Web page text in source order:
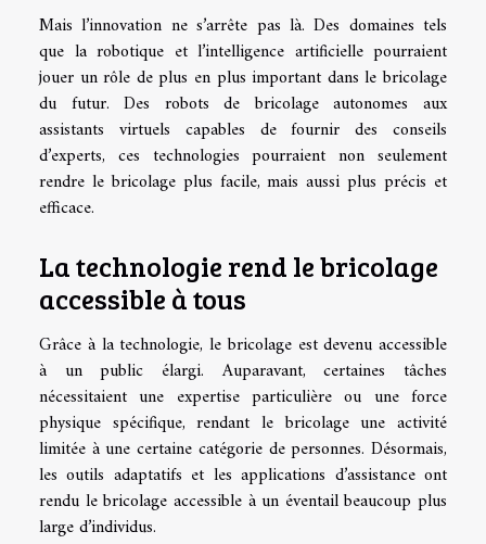
Mais l’innovation ne s’arrête pas là. Des domaines tels
que la robotique et l’intelligence artificielle pourraient
jouer un rôle de plus en plus important dans le bricolage
du futur. Des robots de bricolage autonomes aux
assistants virtuels capables de fournir des conseils
d’experts, ces technologies pourraient non seulement
rendre le bricolage plus facile, mais aussi plus précis et
efficace.
La technologie rend le bricolage
accessible à tous
Grâce à la technologie, le bricolage est devenu accessible
à un public élargi. Auparavant, certaines tâches
nécessitaient une expertise particulière ou une force
physique spécifique, rendant le bricolage une activité
limitée à une certaine catégorie de personnes. Désormais,
les outils adaptatifs et les applications d’assistance ont
rendu le bricolage accessible à un éventail beaucoup plus
large d’individus.